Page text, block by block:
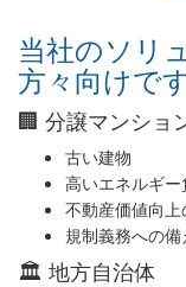
当社のソリ
方々向けで
🏢 分譲マンショ
古い建物
高いエネルギー
不動産価値向上
規制義務への備
🏛️ 地方自治体